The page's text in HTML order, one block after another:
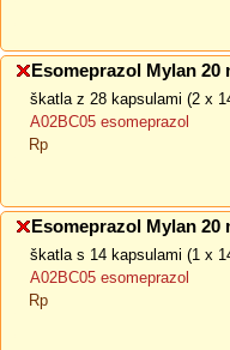
Esomeprazol Mylan
škatla z 28 kapsulami (2 x
A02BC05 esomeprazol
Rp
Esomeprazol Mylan
škatla s 14 kapsulami (1 x
A02BC05 esomeprazol
Rp